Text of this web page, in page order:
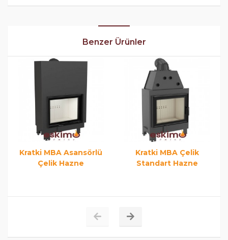
Benzer Ürünler
Kratki MBA Asansörlü
Çelik Hazne
Kratki MBA Çelik
Standart Hazne